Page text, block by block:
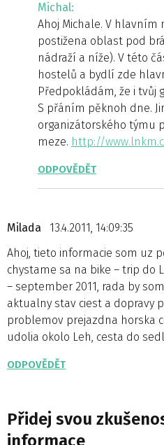
Michal:
Ahoj Michale. V
postižena oblast pod
nádraží a níže). V této
hostelů a bydlí zde
Předpokládám, že i tvůj
S přáním pěknoh dne.
organizátorského týmu
meze. http://
ODPOVĚDĚT
Milada
13.4.2011, 14:09:35
Ahoj, tieto informacie som uz
chystame sa na bike – trip do
– september 2011, rada by
aktualny stav ciest a dopravy
problemov prejazdna horska
udolia okolo Leh, cesta do
ODPOVĚDĚT
Přidej svou
informace